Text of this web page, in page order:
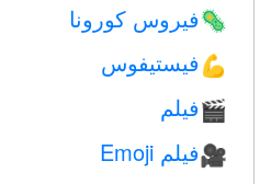
🦠فيروس كورونا
💪 فيستيفوس
🎬فيلم
🎥فيلم Emoji